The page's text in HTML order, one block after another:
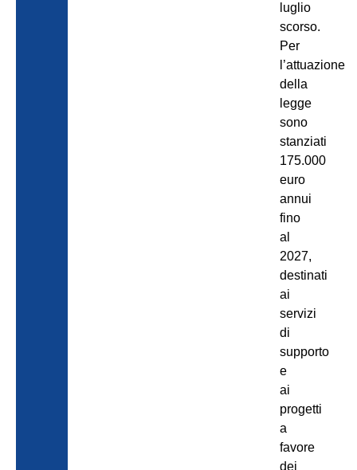
luglio
scorso.
Per
l’attuazione
della
legge
sono
stanziati
175.000
euro
annui
fino
al
2027,
destinati
ai
servizi
di
supporto
e
ai
progetti
a
favore
dei